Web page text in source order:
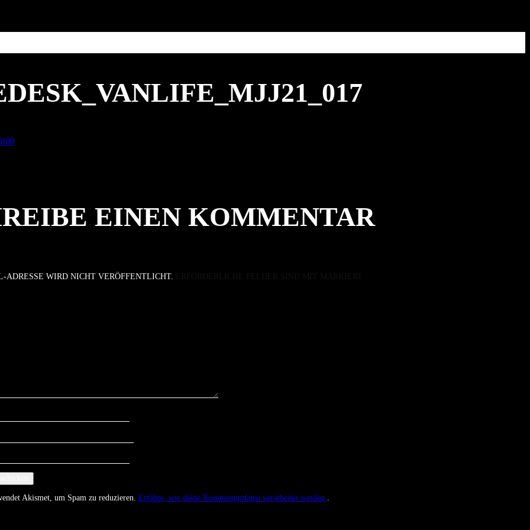
EINEN KOMMENTAR
ADRESSE WIRD NICHT VERÖFFENTLICHT.
Akismet, um Spam zu reduzieren. Erfahre, wie deine Kommentardaten verarbeitet werden..